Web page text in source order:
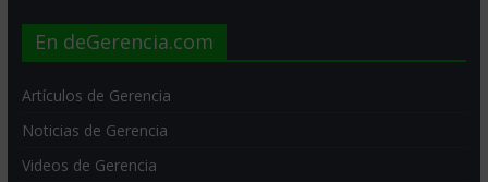
En deGerencia.com
Artículos de Gerencia
Noticias de Gerencia
Videos de Gerencia